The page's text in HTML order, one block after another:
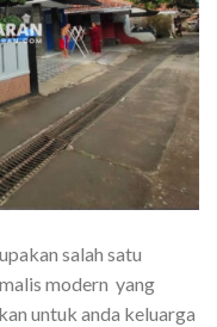
salah satu
modern yang
untuk anda keluarga